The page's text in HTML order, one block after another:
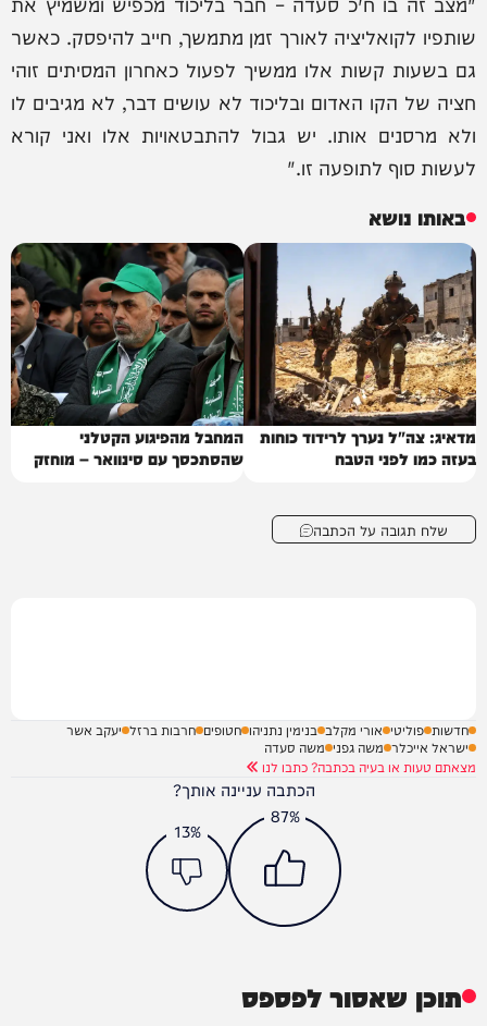
שותפיו לקואליציה לאורך זמן מתמשך, חייב להיפסק. כאשר
גם בשעות קשות אלו ממשיך לפעול כאחרון המסיתים זוהי
חציה של הקו האדום ובליכוד לא עושים דבר, לא מגיבים לו
ולא מרסנים אותו. יש גבול להתבטאויות אלו ואני קורא
לעשות סוף לתופעה זו."
באותו נושא
מדאיג: צה"ל נערך לרידוד כוחות
בעזה כמו לפני הטבח
המחבל מהפיגוע הקטלני
שהסתכסך עם סינוואר – מוחזק
שלח תגובה על הכתבה
חדשות פוליטי אורי מקלב בנימין נתניהו חטופים חרבות ברזל יעקב אשר
ישראל אייכלר משה גפני משה סעדה
מצאתם טעות או בעיה בכתבה? כתבו לנו
הכתבה עניינה אותך?
87%
13%
תוכן שאסור לפספס